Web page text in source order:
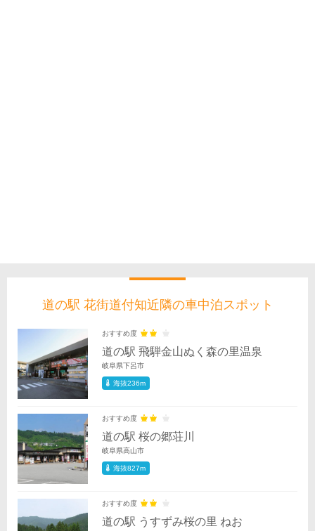
道の駅 花街道付知近隣の車中泊スポット
おすすめ度
道の駅 飛騨金山ぬく森の里温泉
岐阜県下呂市
海抜236m
おすすめ度
道の駅 桜の郷荘川
岐阜県高山市
海抜827m
おすすめ度
道の駅 うすずみ桜の里 ねお